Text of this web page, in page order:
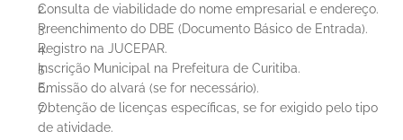
Consulta de viabilidade do nome empresarial e endereço.
Preenchimento do DBE (Documento Básico de Entrada).
Registro na JUCEPAR.
Inscrição Municipal na Prefeitura de Curitiba.
Emissão do alvará (se for necessário).
Obtenção de licenças específicas, se for exigido pelo tipo
de atividade.